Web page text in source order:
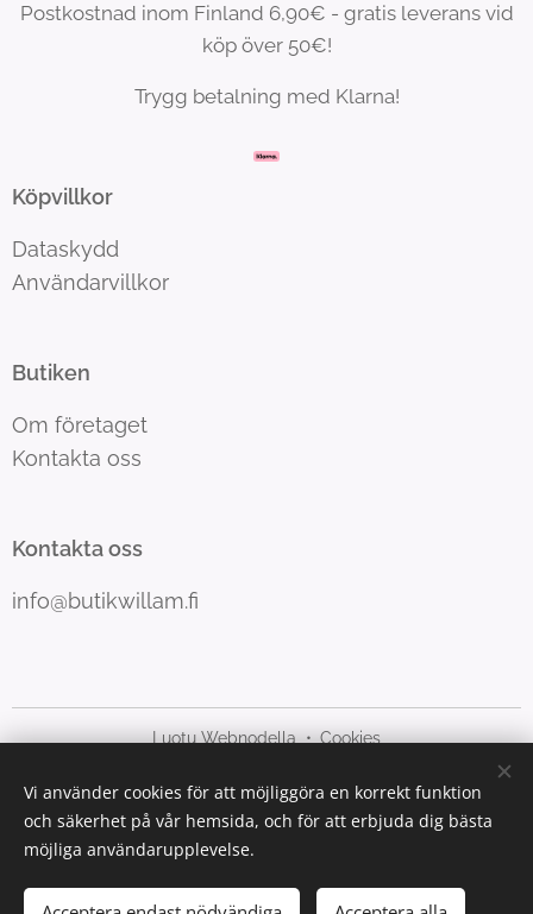
Postkostnad inom Finland 6,90€ - gratis leverans vid
köp över 50€!
Trygg betalning med Klarna!
Köpvillkor
Dataskydd
Användarvillkor
Butiken
Om företaget
Kontakta oss
Kontakta oss
info@butikwillam.fi
Luotu Webnodella Cookies
Språk
Suomi
Svenska
Vi använder cookies för att möjliggöra en korrekt funktion
och säkerhet på vår hemsida, och för att erbjuda dig bästa
möjliga användarupplevelse.